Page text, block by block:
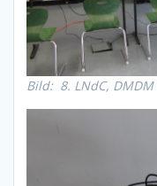
Bild: 8. LNdC,